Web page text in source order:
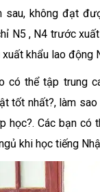
sau, không đạt
N5 , N4 trước
khẩu lao động
có thể tập trung
tốt nhất?, làm
học?. Các bạn có
khi học tiếng